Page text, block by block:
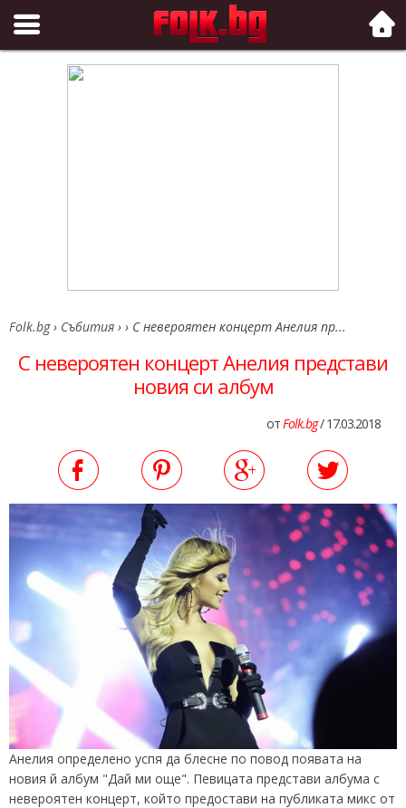
Folk.bg
Folk.bg › Събития › › С невероятен концерт Анелия пр...
С невероятен концерт Анелия представи
новия си албум
отFolk.bg/ 17.03.2018
Анелия определено успя да блесне по повод появата на
новия й албум "Дай ми още". Певицата представи албума с
невероятен концерт, който предостави на публиката микс от